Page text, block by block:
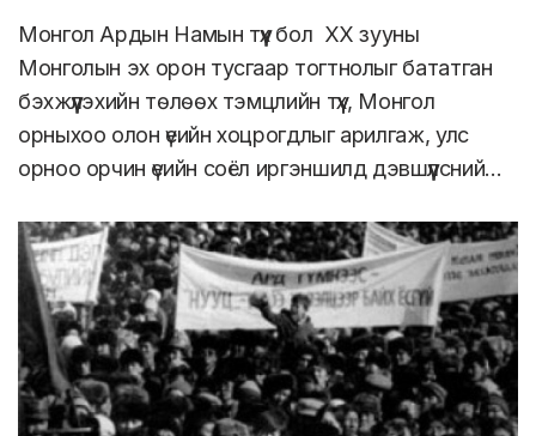
Монгол Ардын Намын түүх бол ХХ зууны
Монголын эх орон тусгаар тогтнолыг бататган
бэхжүүлэхийн төлөөх тэмцлийн түүх, Монгол
орныхоо олон үеийн хоцрогдлыг арилгаж, улс
орноо орчин үеийн соёл иргэншилд дэвшүүлсний…